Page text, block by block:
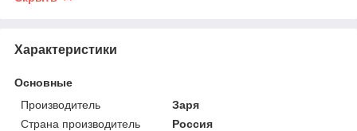
Характеристики
Основные
Производитель
Заря
Страна производитель
Россия